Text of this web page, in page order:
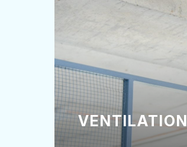
VENTILATION